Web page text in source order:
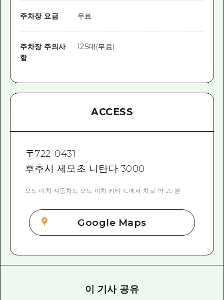
주차장 요금 무료
주차장 주의사
항
125대(무료)
ACCESS
〒722-0431
후추시 제모초 니탄다 3000
오노 미치 자동차도 오노 미치 키타 IC에서 차로 약 20 분
Google Maps
이 기사 공유